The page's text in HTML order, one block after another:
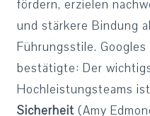
fördern, erzielen
und stärkere Bindung
Führungsstile. Googles
bestätigte: Der
Hochleistungsteams ist
Sicherheit (Amy